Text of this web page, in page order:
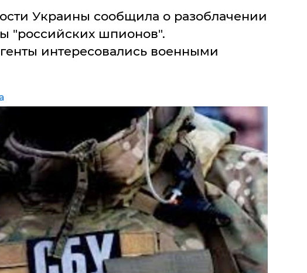
Украины сообщила о разоблачении
"российских шпионов".
интересовались военными